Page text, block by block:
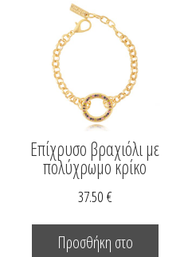
Επίχρυσο βραχιόλι με
πολύχρωμο κρίκο
37.50€
Προσθήκη στο